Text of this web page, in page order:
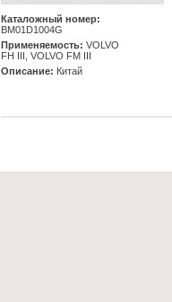
Каталожный номер:
BM01D1004G
Применяемость: VOLVO
FH III, VOLVO FM III
Описание: Китай